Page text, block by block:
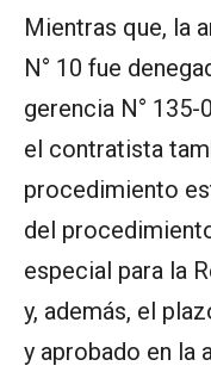
Mientras que, la
N° 10 fue
gerencia N°
el contratista
procedimiento
del
especial para la
y, además, el
y aprobado en la